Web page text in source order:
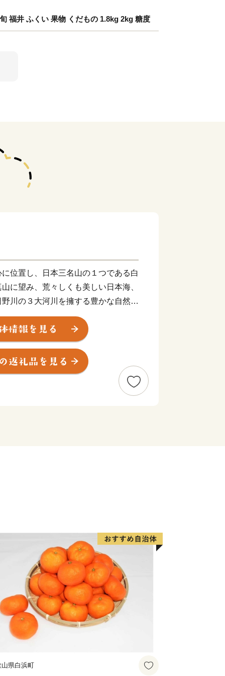
福井 ふくい 果物 くだもの 1.8kg 2kg 糖度
位置し、日本三名山の１つである白
に望み、荒々しくも美しい日本海、
川の３大河川を擁する豊かな自然に
自然の中で育まれたバラエティーに
、新保ナスや木田チソなどの伝統野
トマト）のブランド野菜、越前ガニ
です。さらには、国の特別史跡・特
を受けている一乗谷朝倉氏遺跡をは
別邸である名勝養浩館庭園に代表され
き、第三者に譲渡したり、提供した
人情報は、商品の発送、事務連絡、
道に関する報告、福井市が主催・出
ト情報の提供及び福井市のふるさと
使用させていただき、その手段とし
レット等の資料の郵送をさせていた
信又は資料の郵送停止等のご希望が
担当(contact-fukui-city@orebo.jp)ま
山県白浜町